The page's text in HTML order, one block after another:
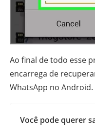
Ao final de todo esse
encarrega de
WhatsApp no Android.
Você pode querer